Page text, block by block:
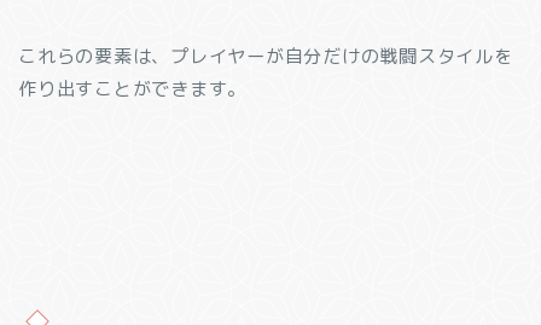
これらの要素は、プレイヤーが自分だけの戦闘スタイルを
作り出すことができます。